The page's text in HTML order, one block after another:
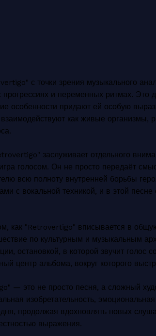
с точки зрения музыкального
и переменных ритмах. Это
особенности придают ей особую
как живые организмы,
заслуживает отдельного
голосом. Он не просто передаёт
всю полноту внутренней борьбы
с вокальной техникой, и в этой
как "Retrovertigo" вписывается в
по культурным и музыкальным
остановкой, в которой звучит голос
центр альбома, вокруг которого
— это не просто песня, а сложный
изобретательность,
продолжая вдохновлять новых
выражения.